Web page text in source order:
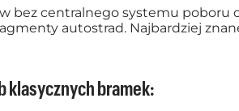
bez centralnego systemu poboru
autostrad. Najbardziej
klasycznych bramek: